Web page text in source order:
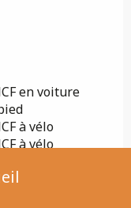
en voiture
à vélo
à vélo